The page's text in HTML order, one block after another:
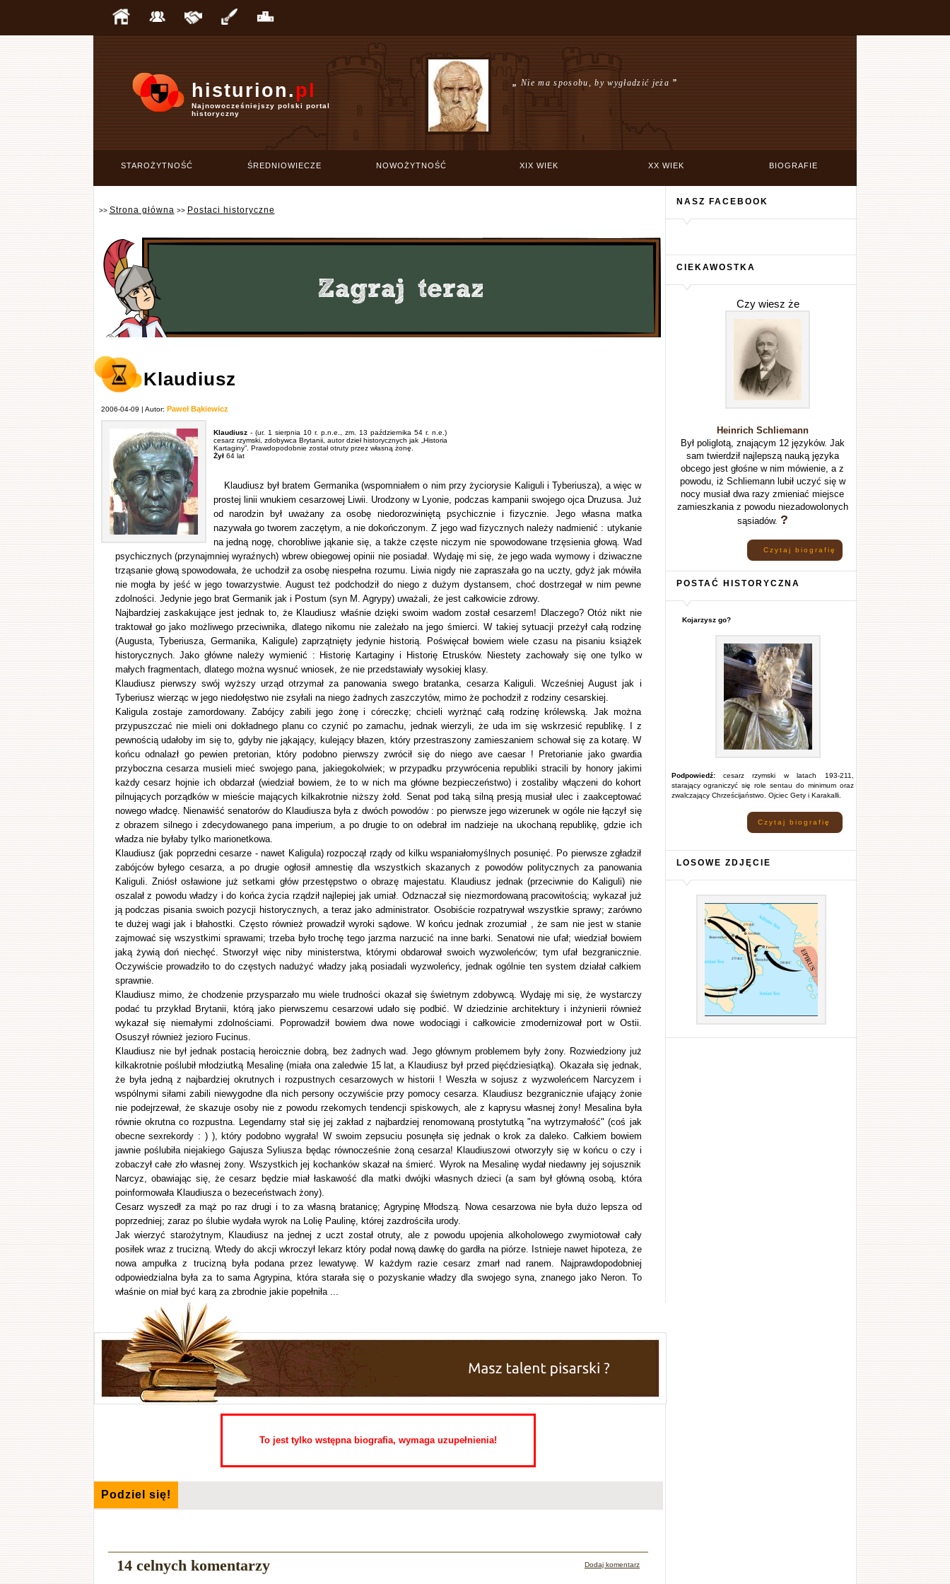
histurion.pl
Najnowocześniejszy polski portal
historyczny
„Nie ma sposobu, by wygładzić jeża”
STAROŻYTNOŚĆ ŚREDNIOWIECZE NOWOŻYTNOŚĆ XIX WIEK XX WIEK BIOGRAFIE
>> Strona główna >> Postaci historyczne
Klaudiusz
2006-04-09 | Autor: Paweł Bąkiewicz
Klaudiusz- (ur. 1 sierpnia 10 r. p.n.e., zm. 13 października 54 r. n.e.)
cesarz rzymski, zdobywca Brytanii, autor dzieł historycznych jak „Historia
Kartaginy”. Prawdopodobnie został otruty przez własną żonę.
Żył64 lat
Klaudiusz był bratem Germanika (wspomniałem o nim przy życiorysie Kaliguli i Tyberiusza), a więc w
prostej linii wnukiem cesarzowej Liwii. Urodzony w Lyonie, podczas kampanii swojego ojca Druzusa. Już
od narodzin był uważany za osobę niedorozwiniętą psychicznie i fizycznie. Jego własna matka
nazywała go tworem zaczętym, a nie dokończonym. Z jego wad fizycznych należy nadmienić : utykanie
na jedną nogę, chorobliwe jąkanie się, a także częste niczym nie spowodowane trzęsienia głową. Wad
psychicznych (przynajmniej wyraźnych) wbrew obiegowej opinii nie posiadał. Wydaję mi się, że jego wada wymowy i dziwaczne
trząsanie głową spowodowała, że uchodził za osobę niespełna rozumu. Liwia nigdy nie zapraszała go na uczty, gdyż jak mówiła
nie mogła by jeść w jego towarzystwie. August też podchodził do niego z dużym dystansem, choć dostrzegał w nim pewne
zdolności. Jedynie jego brat Germanik jak i Postum (syn M. Agrypy) uważali, że jest całkowicie zdrowy.
Najbardziej zaskakujące jest jednak to, że Klaudiusz właśnie dzięki swoim wadom został cesarzem! Dlaczego? Otóż nikt nie
traktował go jako możliwego przeciwnika, dlatego nikomu nie zależało na jego śmierci. W takiej sytuacji przeżył całą rodzinę
(Augusta, Tyberiusza, Germanika, Kaligule) zaprzątnięty jedynie historią. Poświęcał bowiem wiele czasu na pisaniu książek
historycznych. Jako główne należy wymienić : Historię Kartaginy i Historię Etrusków. Niestety zachowały się one tylko w
małych fragmentach, dlatego można wysnuć wniosek, że nie przedstawiały wysokiej klasy.
Klaudiusz pierwszy swój wyższy urząd otrzymał za panowania swego bratanka, cesarza Kaliguli. Wcześniej August jak i
Tyberiusz wierząc w jego niedołęstwo nie zsyłali na niego żadnych zaszczytów, mimo że pochodził z rodziny cesarskiej.
Kaligula zostaje zamordowany. Zabójcy zabili jego żonę i córeczkę; chcieli wyrżnąć całą rodzinę królewską. Jak można
przypuszczać nie mieli oni dokładnego planu co czynić po zamachu, jednak wierzyli, że uda im się wskrzesić republikę. I z
pewnością udałoby im się to, gdyby nie jąkający, kulejący błazen, który przestraszony zamieszaniem schował się za kotarę. W
końcu odnalazł go pewien pretorian, który podobno pierwszy zwrócił się do niego ave caesar ! Pretorianie jako gwardia
przyboczna cesarza musieli mieć swojego pana, jakiegokolwiek; w przypadku przywrócenia republiki stracili by honory jakimi
każdy cesarz hojnie ich obdarzał (wiedział bowiem, że to w nich ma główne bezpieczeństwo) i zostaliby włączeni do kohort
pilnujących porządków w mieście mających kilkakrotnie niższy żołd. Senat pod taką silną presją musiał ulec i zaakceptować
nowego władcę. Nienawiść senatorów do Klaudiusza była z dwóch powodów : po pierwsze jego wizerunek w ogóle nie łączył się
z obrazem silnego i zdecydowanego pana imperium, a po drugie to on odebrał im nadzieje na ukochaną republikę, gdzie ich
władza nie byłaby tylko marionetkowa.
Klaudiusz (jak poprzedni cesarze - nawet Kaligula) rozpoczął rządy od kilku wspaniałomyślnych posunięć. Po pierwsze zgładził
zabójców byłego cesarza, a po drugie ogłosił amnestię dla wszystkich skazanych z powodów politycznych za panowania
Kaliguli. Zniósł osławione już setkami głów przestępstwo o obrazę majestatu. Klaudiusz jednak (przeciwnie do Kaliguli) nie
oszalał z powodu władzy i do końca życia rządził najlepiej jak umiał. Odznaczał się niezmordowaną pracowitością; wykazał już
ją podczas pisania swoich pozycji historycznych, a teraz jako administrator. Osobiście rozpatrywał wszystkie sprawy; zarówno
te dużej wagi jak i błahostki. Często również prowadził wyroki sądowe. W końcu jednak zrozumiał , że sam nie jest w stanie
zajmować się wszystkimi sprawami; trzeba było trochę tego jarzma narzucić na inne barki. Senatowi nie ufał; wiedział bowiem
jaką żywią doń niechęć. Stworzył więc niby ministerstwa, którymi obdarował swoich wyzwoleńców; tym ufał bezgranicznie.
Oczywiście prowadziło to do częstych nadużyć władzy jaką posiadali wyzwoleńcy, jednak ogólnie ten system działał całkiem
sprawnie.
Klaudiusz mimo, że chodzenie przysparzało mu wiele trudności okazał się świetnym zdobywcą. Wydaję mi się, że wystarczy
podać tu przykład Brytanii, którą jako pierwszemu cesarzowi udało się podbić. W dziedzinie architektury i inżynierii również
wykazał się niemałymi zdolnościami. Poprowadził bowiem dwa nowe wodociągi i całkowicie zmodernizował port w Ostii.
Osuszył również jezioro Fucinus.
Klaudiusz nie był jednak postacią heroicznie dobrą, bez żadnych wad. Jego głównym problemem były żony. Rozwiedziony już
kilkakrotnie poślubił młodziutką Mesalinę (miała ona zaledwie 15 lat, a Klaudiusz był przed pięćdziesiątką). Okazała się jednak,
że była jedną z najbardziej okrutnych i rozpustnych cesarzowych w historii ! Weszła w sojusz z wyzwoleńcem Narcyzem i
wspólnymi siłami zabili niewygodne dla nich persony oczywiście przy pomocy cesarza. Klaudiusz bezgranicznie ufający żonie
nie podejrzewał, że skazuje osoby nie z powodu rzekomych tendencji spiskowych, ale z kaprysu własnej żony! Mesalina była
równie okrutna co rozpustna. Legendarny stał się jej zakład z najbardziej renomowaną prostytutką "na wytrzymałość" (coś jak
obecne sexrekordy : ) ), który podobno wygrała! W swoim zepsuciu posunęła się jednak o krok za daleko. Całkiem bowiem
jawnie poślubiła niejakiego Gajusza Syliusza będąc równocześnie żoną cesarza! Klaudiuszowi otworzyły się w końcu o czy i
zobaczył całe zło własnej żony. Wszystkich jej kochanków skazał na śmierć. Wyrok na Mesalinę wydał niedawny jej sojusznik
Narcyz, obawiając się, że cesarz będzie miał łaskawość dla matki dwójki własnych dzieci (a sam był główną osobą, która
poinformowała Klaudiusza o bezeceństwach żony).
Cesarz wyszedł za mąż po raz drugi i to za własną bratanicę; Agrypinę Młodszą. Nowa cesarzowa nie była dużo lepsza od
poprzedniej; zaraz po ślubie wydała wyrok na Lolię Paulinę, której zazdrościła urody.
Jak wierzyć starożytnym, Klaudiusz na jednej z uczt został otruty, ale z powodu upojenia alkoholowego zwymiotował cały
posiłek wraz z trucizną. Wtedy do akcji wkroczył lekarz który podał nową dawkę do gardła na piórze. Istnieje nawet hipoteza, że
nowa ampułka z trucizną była podana przez lewatywę. W każdym razie cesarz zmarł nad ranem. Najprawdopodobniej
odpowiedzialna była za to sama Agrypina, która starała się o pozyskanie władzy dla swojego syna, znanego jako Neron. To
właśnie on miał być karą za zbrodnie jakie popełniła ...
To jest tylko wstępna biografia, wymaga uzupełnienia!
Podziel się!
14 celnych komentarzy Dodaj komentarz
NASZ FACEBOOK
CIEKAWOSTKA
Czy wiesz że
Heinrich Schliemann
Był poliglotą, znającym 12 języków. Jak
sam twierdził najlepszą nauką języka
obcego jest głośne w nim mówienie, a z
powodu, iż Schliemann lubił uczyć się w
nocy musiał dwa razy zmieniać miejsce
zamieszkania z powodu niezadowolonych
sąsiadów. ?
Czytaj biografię
POSTAĆ HISTORYCZNA
Kojarzysz go?
Podpowiedź:cesarz rzymski w latach 193-211,
starający ograniczyć się role sentau do minimum oraz
zwalczający Chrześcijaństwo. Ojciec Gety i Karakalli.
Czytaj biografię
LOSOWE ZDJĘCIE